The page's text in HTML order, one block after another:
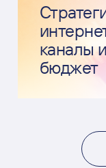
каналы
бюджет